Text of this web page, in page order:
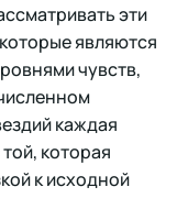
эти
являются
чувств,
каждая
которая
к исходной